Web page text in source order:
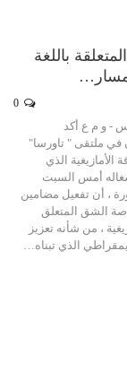
باللغة
- و م ع أكد
في ملتقى " تاورسا"
الأمازيغية الذي
أمس السبت
، أن تفعيل مضامين
الشق المتعلق
، من شأنه تعزيز
الذي تبناه…